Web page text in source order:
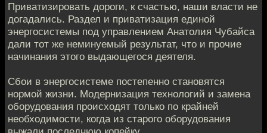
Приватизировать дороги, к счастью, наши власти не
догадались. Раздел и приватизация единой
энергосистемы под управлением Анатолия Чубайса
дали тот же неминуемый результат, что и прочие
начинания этого выдающегося деятеля.
Сбои в энергосистеме постепенно становятся
нормой жизни. Модернизация технологий и замена
оборудования происходят только по крайней
необходимости, когда из старого оборудования